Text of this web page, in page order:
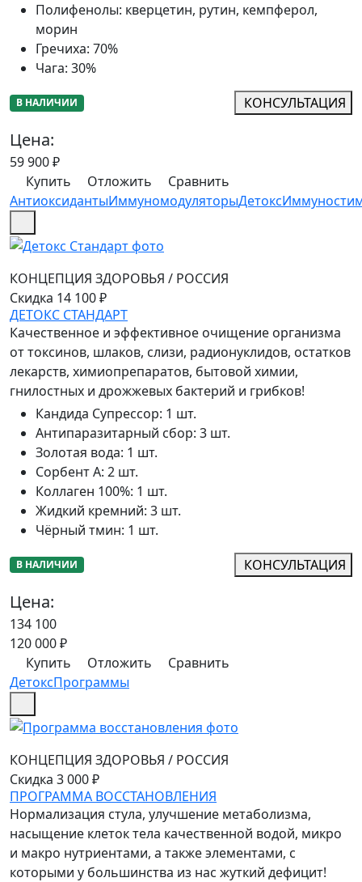
Полифенолы: кверцетин, рутин, кемпферол,
морин
Гречиха: 70%
Чага: 30%
В НАЛИЧИИ КОНСУЛЬТАЦИЯ
Цена:
59 900₽
Купить
Отложить
Сравнить
АнтиоксидантыИммуномодуляторыДетокс
КОНЦЕПЦИЯ ЗДОРОВЬЯ / РОССИЯ
Скидка 14 100 ₽
ДЕТОКС СТАНДАРТ
Качественное и эффективное очищение организма
от токсинов, шлаков, слизи, радионуклидов, остатков
лекарств, химиопрепаратов, бытовой химии,
гнилостных и дрожжевых бактерий и грибков!
Кандида Супрессор: 1 шт.
Антипаразитарный сбор: 3 шт.
Золотая вода: 1 шт.
Сорбент А: 2 шт.
Коллаген 100%: 1 шт.
Жидкий кремний: 3 шт.
Чёрный тмин: 1 шт.
В НАЛИЧИИ КОНСУЛЬТАЦИЯ
Цена:
134 100
120 000₽
Купить
Отложить
Сравнить
ДетоксПрограммы
КОНЦЕПЦИЯ ЗДОРОВЬЯ / РОССИЯ
Скидка 3 000 ₽
ПРОГРАММА ВОССТАНОВЛЕНИЯ
Нормализация стула, улучшение метаболизма,
насыщение клеток тела качественной водой, микро
и макро нутриентами, а также элементами, с
которыми у большинства из нас жуткий дефицит!